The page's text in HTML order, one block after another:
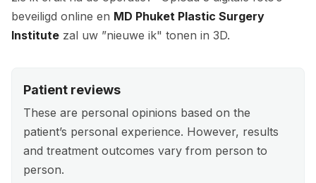
beveiligd online en MD Phuket Plastic Surgery
Institute zal uw ”nieuwe ik" tonen in 3D.
Patient reviews
These are personal opinions based on the
patient’s personal experience. However, results
and treatment outcomes vary from person to
person.